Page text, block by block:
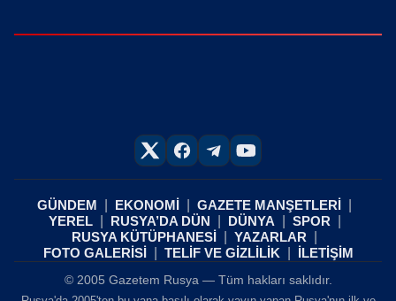
GÜNDEM EKONOMİ
GAZETE MANŞETLERİ
YEREL
RUSYA’DA DÜN DÜNYA
SPOR
RUSYA KÜTÜPHANESİ
YAZARLAR
FOTO GALERİSİ
TELİF VE GİZLİLİK İLETİŞİM
© 2005 Gazetem Rusya — Tüm hakları saklıdır.